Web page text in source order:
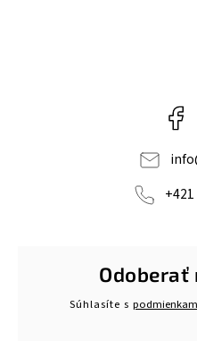
info
Súhlasíte s